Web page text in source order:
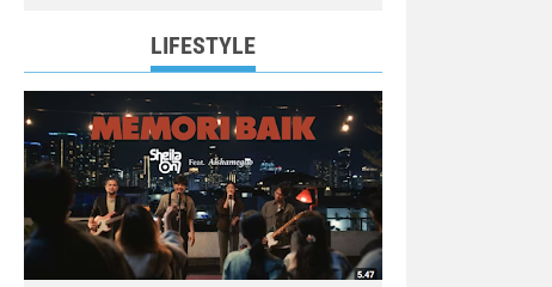
LIFESTYLE